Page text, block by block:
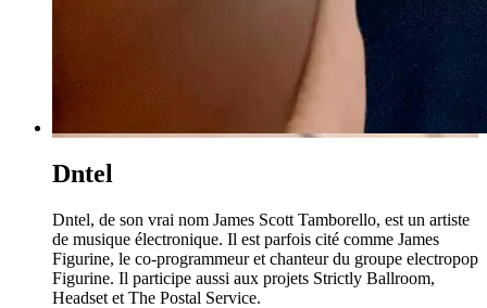
Dntel
Dntel, de son vrai nom James Scott Tamborello, est un artiste
de musique électronique. Il est parfois cité comme James
Figurine, le co-programmeur et chanteur du groupe electropop
Figurine. Il participe aussi aux projets Strictly Ballroom,
Headset et The Postal Service.